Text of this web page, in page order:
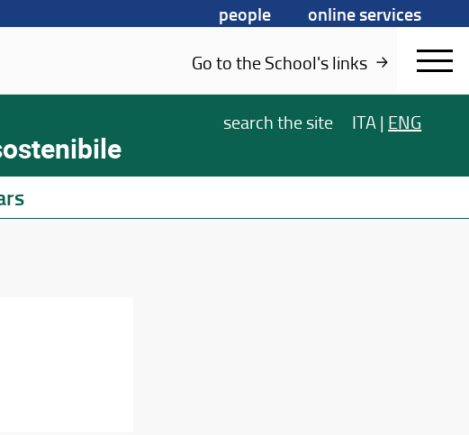
people
online services
Go to the School's links
searchthe site ITA | ENG